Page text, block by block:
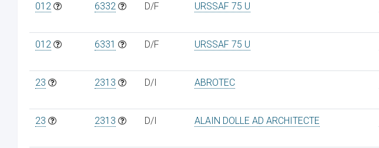
012 6332 D/F URSSAF 75 U
012 6331 D/F URSSAF 75 U
23 2313 D/I ABROTEC
23 2313 D/I ALAIN DOLLE AD ARCHITECTE